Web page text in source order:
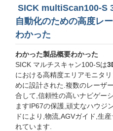
SICK multiScan100-S
自動化のための高度レ
わかった
わかった製品概要わかった
SICK マルチスキャン100-Sは
における高精度エリアモニタ
めに設計された.複数のレーザ
合して,信頼性の高いナビゲー
ますIP67の保護,頑丈なハウジ
ドにより,物流,AGVガイド,生
れています.